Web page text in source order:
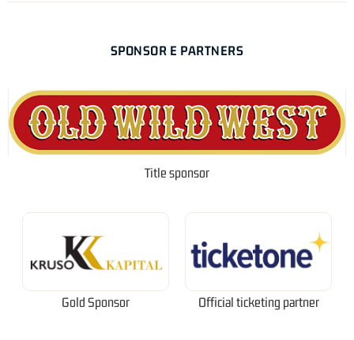
SPONSOR E PARTNERS
Title sponsor
Gold Sponsor Official ticketing partner